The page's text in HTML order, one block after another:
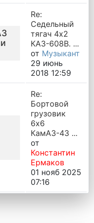
Re:
Седельный
тягач 4х2
КАЗ-608В. ...
от Музыкант
29 июнь
2018 12:59
Re:
Бортовой
грузовик
6х6
КамАЗ-43 ...
от
Константин
Ермаков
01 нояб 2025
07:16